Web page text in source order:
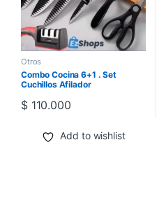
Otros
Combo Cocina 6+1 . Set
Cuchillos Afilador
$110.000
Add to wishlist